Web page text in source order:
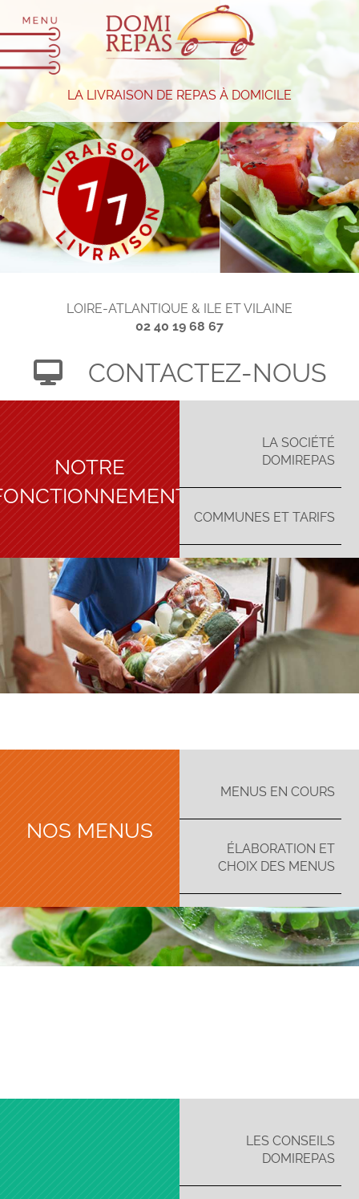
LA LIVRAISON DE REPAS À DOMICILE
LOIRE-ATLANTIQUE & ILE ET VILAINE
02 40 19 68 67
CONTACTEZ-NOUS
NOTRE
LA SOCIÉTÉ
DOMIREPAS
COMMUNES ET TARIFS
MENUS EN COURS
ÉLABORATION ET
CHOIX DES MENUS
NOS MENUS
LES CONSEILS
DOMIREPAS